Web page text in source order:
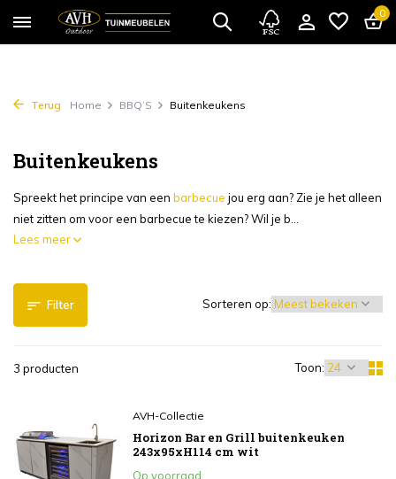
0
Terug Home BBQ’S Buitenkeukens
Buitenkeukens
Spreekt het principe van een barbecue jou erg aan? Zie je het alleen
niet zitten om voor een barbecue te kiezen? Wil je b...
Lees meer
Filter
3 producten Toon:
Sorteren op:
AVH-Collectie
Horizon Bar en Grill buitenkeuken
243x95xH114 cm wit
Op voorraad